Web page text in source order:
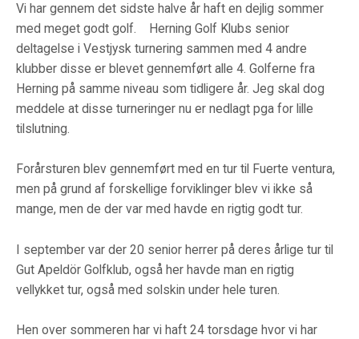
Vi har gennem det sidste halve år haft en dejlig sommer
med meget godt golf. Herning Golf Klubs senior
deltagelse i Vestjysk turnering sammen med 4 andre
klubber disse er blevet gennemført alle 4. Golferne fra
Herning på samme niveau som tidligere år. Jeg skal dog
meddele at disse turneringer nu er nedlagt pga for lille
tilslutning.
Forårsturen blev gennemført med en tur til Fuerte ventura,
men på grund af forskellige forviklinger blev vi ikke så
mange, men de der var med havde en rigtig godt tur.
I september var der 20 senior herrer på deres årlige tur til
Gut Apeldör Golfklub, også her havde man en rigtig
vellykket tur, også med solskin under hele turen.
Hen over sommeren har vi haft 24 torsdage hvor vi har